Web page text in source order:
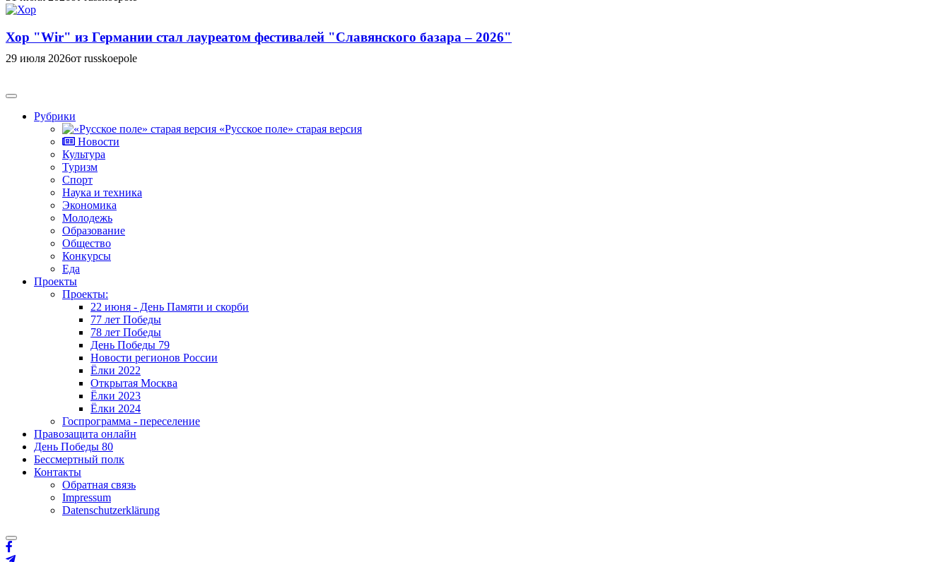
Хор "Wir" из Германии стал лауреатом фестивалей "Славянского базара – 2026"
29 июля 2026от russkoepole
Рубрики
«Русское поле» старая версия
Новости
Культура
Туризм
Спорт
Наука и техника
Экономика
Молодежь
Образование
Общество
Конкурсы
Еда
Проекты
Проекты:
22 июня - День Памяти и скорби
77 лет Победы
78 лет Победы
День Победы 79
Новости регионов России
Ёлки 2022
Открытая Москва
Ёлки 2023
Ёлки 2024
Госпрограмма - переселение
Правозащита онлайн
День Победы 80
Бессмертный полк
Контакты
Обратная связь
Impressum
Datenschutzerklärung